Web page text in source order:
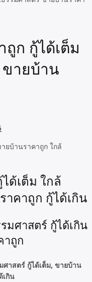
ก กู้ได้เต็ม
ขายบ้าน
ยบ้านราคาถูก ใกล้
ด้เต็ม ใกล้
าคาถูก กู้ได้เกิน
มศาสตร์ กู้ได้เกิน
าถูก
ศาสตร์ กู้ได้เต็ม, ขายบ้าน
เกิน